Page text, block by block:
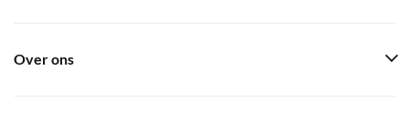
Over ons